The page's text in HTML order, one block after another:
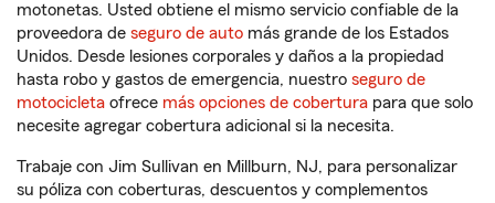
motonetas. Usted obtiene el mismo servicio confiable de la
proveedora de seguro de auto más grande de los Estados
Unidos. Desde lesiones corporales y daños a la propiedad
hasta robo y gastos de emergencia, nuestro seguro de
motocicleta ofrece más opciones de cobertura para que solo
necesite agregar cobertura adicional si la necesita.
Trabaje con Jim Sullivan en Millburn, NJ, para personalizar
su póliza con coberturas, descuentos y complementos